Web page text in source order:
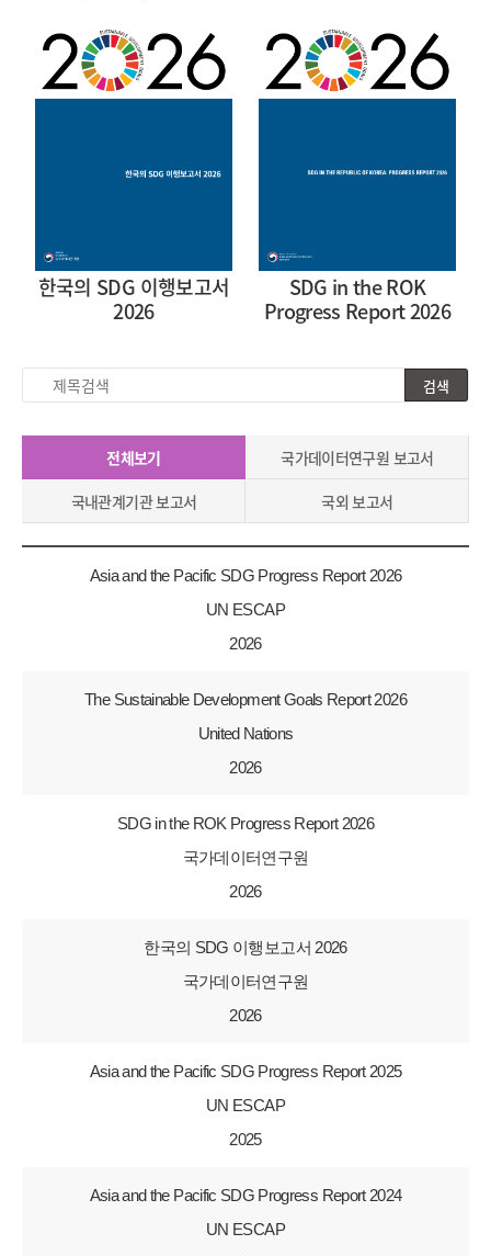
한국의 SDG 이행보고서
2026
SDG in the ROK
Progress Report 2026
제
검색
전체보기
국가데이터연구원 보고서
국내관계기관 보고서
국외 보고서
Asia and the Pacific SDG Progress Report 2026
UN ESCAP
2026
The Sustainable Development Goals Report 2026
United Nations
2026
SDG in the ROK Progress Report 2026
국가데이터연구원
2026
한국의 SDG 이행보고서 2026
국가데이터연구원
2026
Asia and the Pacific SDG Progress Report 2025
UN ESCAP
2025
Asia and the Pacific SDG Progress Report 2024
UN ESCAP